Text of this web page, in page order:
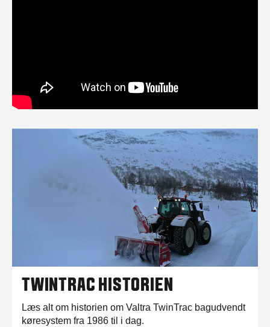
TWINTRAC HISTORIEN
Læs alt om historien om Valtra TwinTrac bagudvendt
køresystem fra 1986 til i dag.